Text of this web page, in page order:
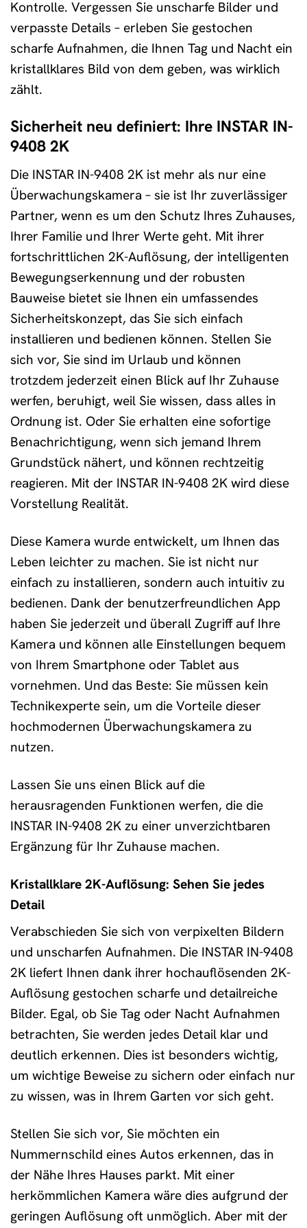
Kontrolle. Vergessen Sie unscharfe Bilder und
verpasste Details – erleben Sie gestochen
scharfe Aufnahmen, die Ihnen Tag und Nacht ein
kristallklares Bild von dem geben, was wirklich
zählt.
Sicherheit neu definiert: Ihre INSTAR IN-
9408 2K
Die INSTAR IN-9408 2K ist mehr als nur eine
Überwachungskamera – sie ist Ihr zuverlässiger
Partner, wenn es um den Schutz Ihres Zuhauses,
Ihrer Familie und Ihrer Werte geht. Mit ihrer
fortschrittlichen 2K-Auflösung, der intelligenten
Bewegungserkennung und der robusten
Bauweise bietet sie Ihnen ein umfassendes
Sicherheitskonzept, das Sie sich einfach
installieren und bedienen können. Stellen Sie
sich vor, Sie sind im Urlaub und können
trotzdem jederzeit einen Blick auf Ihr Zuhause
werfen, beruhigt, weil Sie wissen, dass alles in
Ordnung ist. Oder Sie erhalten eine sofortige
Benachrichtigung, wenn sich jemand Ihrem
Grundstück nähert, und können rechtzeitig
reagieren. Mit der INSTAR IN-9408 2K wird diese
Vorstellung Realität.
Diese Kamera wurde entwickelt, um Ihnen das
Leben leichter zu machen. Sie ist nicht nur
einfach zu installieren, sondern auch intuitiv zu
bedienen. Dank der benutzerfreundlichen App
haben Sie jederzeit und überall Zugriff auf Ihre
Kamera und können alle Einstellungen bequem
von Ihrem Smartphone oder Tablet aus
vornehmen. Und das Beste: Sie müssen kein
Technikexperte sein, um die Vorteile dieser
hochmodernen Überwachungskamera zu
nutzen.
Lassen Sie uns einen Blick auf die
herausragenden Funktionen werfen, die die
INSTAR IN-9408 2K zu einer unverzichtbaren
Ergänzung für Ihr Zuhause machen.
Kristallklare 2K-Auflösung: Sehen Sie jedes
Detail
Verabschieden Sie sich von verpixelten Bildern
und unscharfen Aufnahmen. Die INSTAR IN-9408
2K liefert Ihnen dank ihrer hochauflösenden 2K-
Auflösung gestochen scharfe und detailreiche
Bilder. Egal, ob Sie Tag oder Nacht Aufnahmen
betrachten, Sie werden jedes Detail klar und
deutlich erkennen. Dies ist besonders wichtig,
um wichtige Beweise zu sichern oder einfach nur
zu wissen, was in Ihrem Garten vor sich geht.
Stellen Sie sich vor, Sie möchten ein
Nummernschild eines Autos erkennen, das in
der Nähe Ihres Hauses parkt. Mit einer
herkömmlichen Kamera wäre dies aufgrund der
geringen Auflösung oft unmöglich. Aber mit der